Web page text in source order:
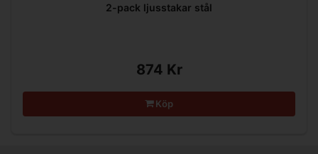
2-pack ljusstakar stål
874 Kr
Köp